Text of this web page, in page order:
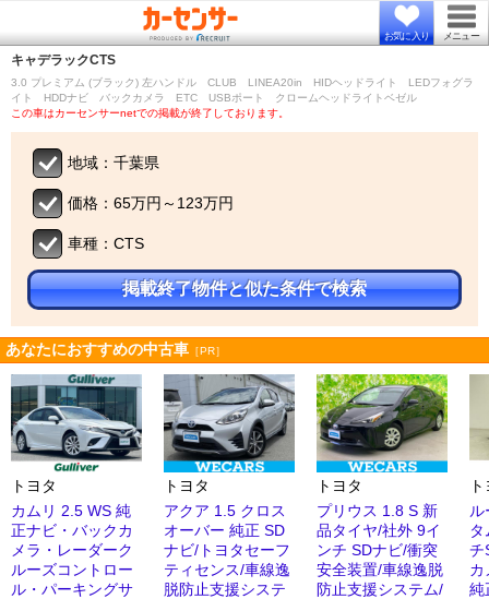
お気に入り メニュー
キャデラックCTS
3.0 プレミアム (ブラック) 左ハンドル CLUB LINEA20in HIDヘッドライト LEDフォグラ
イト HDDナビ バックカメラ ETC USBポート クロームヘッドライトベゼル
この車はカーセンサーnetでの掲載が終了しております。
地域：千葉県
価格：65万円～123万円
車種：CTS
掲載終了物件と似た条件で検索
あなたにおすすめの中古車 ［PR］
トヨタ
カムリ 2.5 WS 純
正ナビ・バックカ
メラ・レーダーク
ルーズコントロー
ル・パーキングサ
トヨタ
アクア 1.5 クロス
オーバー 純正 SD
ナビ/トヨタセーフ
ティセンス/車線逸
脱防止支援システ
トヨタ
プリウス 1.8 S 新
品タイヤ/社外 9イ
ンチ SDナビ/衝突
安全装置/車線逸脱
防止支援システム/
チ
純